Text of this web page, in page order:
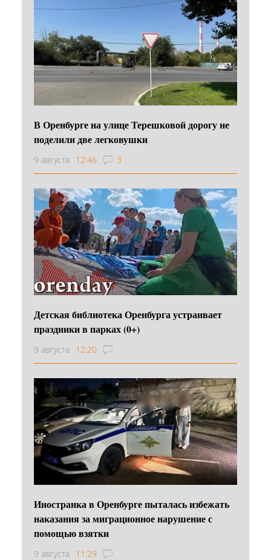
В Оренбурге на улице Терешковой дорогу не
поделили две легковушки
9 августа 12:46 3
Детская библиотека Оренбурга устраивает
праздники в парках (0+)
9 августа 12:20
Иностранка в Оренбурге пыталась избежать
наказания за миграционное нарушение с
помощью взятки
9 августа 11:29